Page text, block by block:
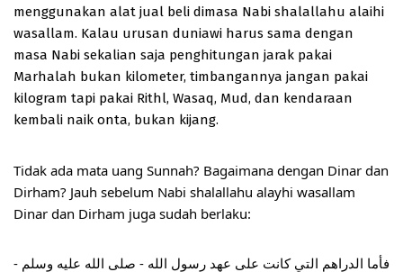
menggunakan alat jual beli dimasa Nabi shalallahu alaihi
wasallam. Kalau urusan duniawi harus sama dengan
masa Nabi sekalian saja penghitungan jarak pakai
Marhalah bukan kilometer, timbangannya jangan pakai
kilogram tapi pakai Rithl, Wasaq, Mud, dan kendaraan
kembali naik onta, bukan kijang.
Tidak ada mata uang Sunnah? Bagaimana dengan Dinar dan
Dirham? Jauh sebelum Nabi shalallahu alayhi wasallam
Dinar dan Dirham juga sudah berlaku: